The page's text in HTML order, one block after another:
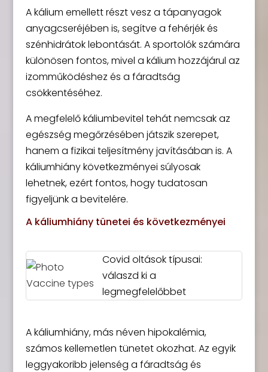
A kálium emellett részt vesz a tápanyagok
anyagcseréjében is, segítve a fehérjék és
szénhidrátok lebontását. A sportolók számára
különösen fontos, mivel a kálium hozzájárul az
izomműködéshez és a fáradtság
csökkentéséhez.
A megfelelő káliumbevitel tehát nemcsak az
egészség megőrzésében játszik szerepet,
hanem a fizikai teljesítmény javításában is. A
káliumhiány következményei súlyosak
lehetnek, ezért fontos, hogy tudatosan
figyeljünk a bevitelére.
A káliumhiány tünetei és következményei
Covid oltások típusai:
válaszd ki a
legmegfelelőbbet
A káliumhiány, más néven hipokalémia,
számos kellemetlen tünetet okozhat. Az egyik
leggyakoribb jelenség a fáradtság és